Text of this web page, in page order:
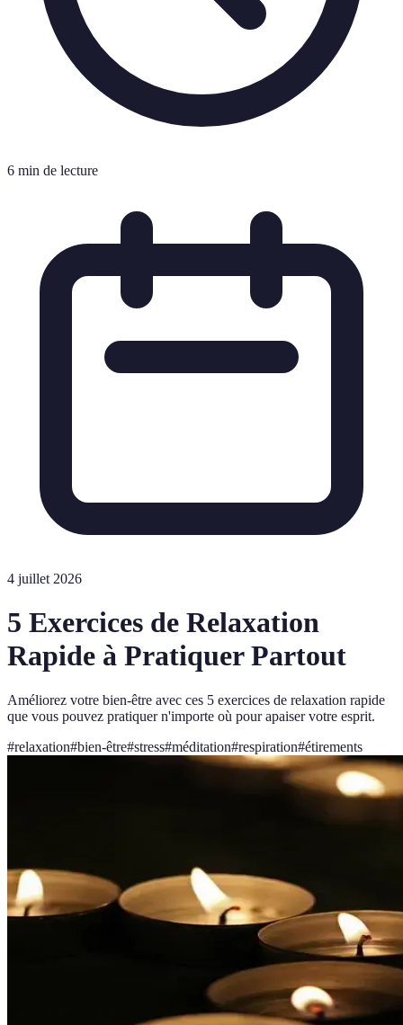
6 min de lecture
4 juillet 2026
5 Exercices de Relaxation
Rapide à Pratiquer Partout
Améliorez votre bien-être avec ces 5 exercices de relaxation rapide
que vous pouvez pratiquer n'importe où pour apaiser votre esprit.
#relaxation#bien-être#stress#méditation#respiration#étirements